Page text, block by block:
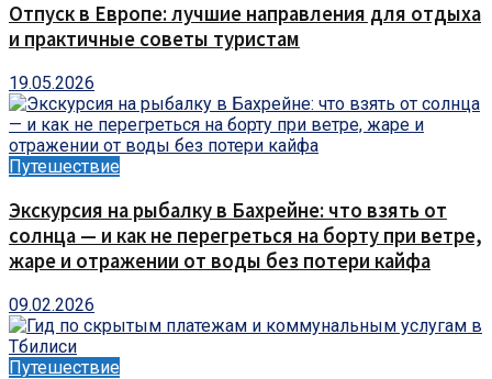
Отпуск в Европе: лучшие направления для отдыха
и практичные советы туристам
19.05.2026
Путешествие
Экскурсия на рыбалку в Бахрейне: что взять от
солнца — и как не перегреться на борту при ветре,
жаре и отражении от воды без потери кайфа
09.02.2026
Путешествие